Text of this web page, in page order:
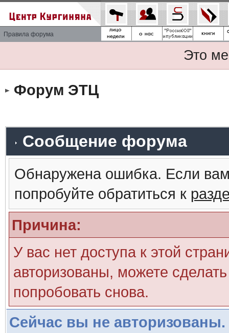
Правила форума
Это
Форум ЭТЦ
Сообщение форума
Обнаружена ошибка. Если
попробуйте обратиться к
Причина:
У вас нет доступа к этой
авторизованы, можете
попробовать снова.
Сейчас вы не авторизованы.